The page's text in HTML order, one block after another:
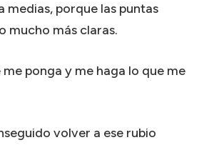
medias, porque las puntas
mucho más claras.
ponga y me haga lo que me
volver a ese rubio